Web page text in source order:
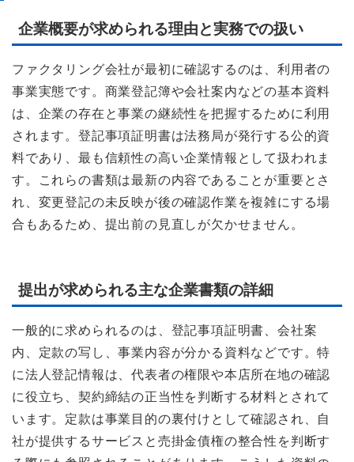
企業概要が求められる理由と実務での扱い
ファクタリング会社が最初に確認するのは、利用者の
事業実態です。商業登記簿や会社案内などの基本資料
は、企業の存在と事業の継続性を把握するために利用
されます。登記事項証明書は法務局が発行する公的資
料であり、最も信頼性の高い企業情報として扱われま
す。これらの書類は最新の内容であることが重要とさ
れ、変更登記の未反映が後の確認作業を複雑にする場
合もあるため、提出前の見直しが欠かせません。
提出が求められる主な企業書類の詳細
一般的に求められるのは、登記事項証明書、会社案
内、定款の写し、事業内容が分かる資料などです。特
に法人登記情報は、代表者の権限や本店所在地の確認
に役立ち、契約締結の正当性を判断する材料とされて
います。定款は事業目的の裏付けとして確認され、自
社が提供するサービスと売掛金債権の整合性を判断す